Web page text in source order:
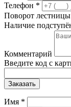
Телефон *
Поворот лестницы
Наличие
Комментарий
Введите код с
Заказать
Имя *